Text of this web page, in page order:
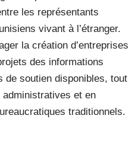
les représentants
vivant à l’étranger.
la création d’entreprises
des informations
de soutien disponibles, tout
et en
traditionnels.